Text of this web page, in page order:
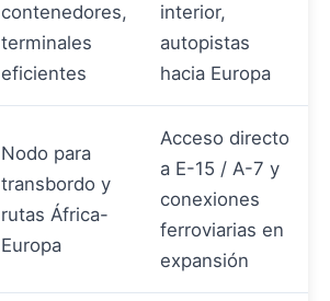
contenedores,
terminales
eficientes
interior,
autopistas
hacia Europa
Nodo para
transbordo y
rutas África-
Europa
Acceso directo
a E-15 / A-7 y
conexiones
ferroviarias en
expansión